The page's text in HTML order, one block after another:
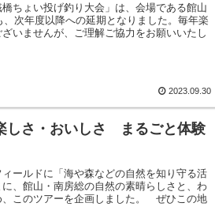
ちょい投げ釣り大会」は、会場である館山
次年度以降への延期となりました。毎年楽
いませんが、ご理解ご協力をお願いいたし
2023.09.30
さ・おいしさ まるごと体験
ールドに「海や森などの自然を知り守る活
、館山・南房総の自然の素晴らしさと、わ
、このツアーを企画しました。 ぜひこの地